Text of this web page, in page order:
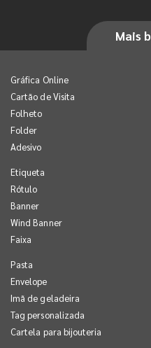
Mais
Gráfica Online
Cartão de Visita
Folheto
Folder
Adesivo
Etiqueta
Rótulo
Banner
Wind Banner
Faixa
Pasta
Envelope
Imã de geladeira
Tag personalizada
Cartela para bijouteria